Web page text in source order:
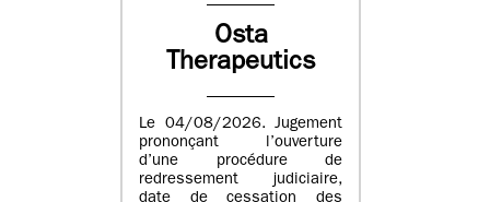
Osta
Therapeutics
Le 04/08/2026. Jugement
prononçant l’ouverture
d’une procédure de
redressement judiciaire,